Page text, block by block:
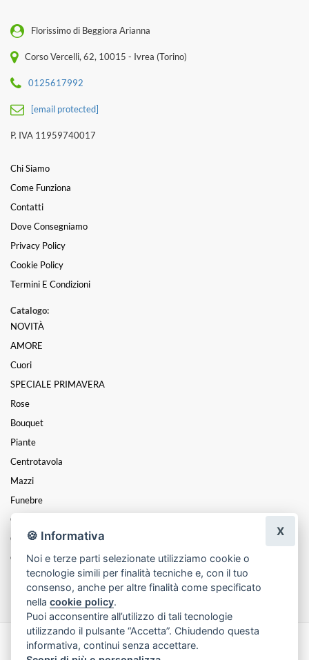
Florissimo di Beggiora Arianna
Corso Vercelli, 62, 10015 - Ivrea (Torino)
0125617992
[email protected]
P. IVA 11959740017
Chi Siamo
Come Funziona
Contatti
Dove Consegniamo
Privacy Policy
Cookie Policy
Termini E Condizioni
Catalogo:
NOVITÀ
AMORE
Cuori
SPECIALE PRIMAVERA
Rose
Bouquet
Piante
Centrotavola
Mazzi
Funebre
Cesti
Composizioni
Coroncine
FESTA DELLA MAMMA
Made with byInfoser.it- Realizzazione Siti ecommerce per Fioristi
🍪 Informativa
Noi e terze parti selezionate utilizziamo cookie o
tecnologie simili per finalità tecniche e, con il tuo
consenso, anche per altre finalità come specificato
nellacookie policy.
Puoi acconsentire all’utilizzo di tali tecnologie
utilizzando il pulsante “Accetta”. Chiudendo questa
informativa, continui senza accettare.
X